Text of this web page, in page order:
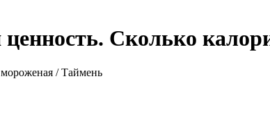
Сколько
/Таймень